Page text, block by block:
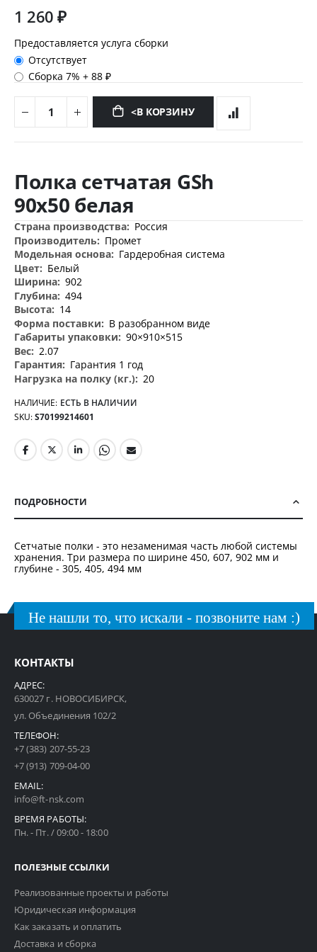
1 260 ₽
Предоставляется услуга сборки
Отсутствует
Сборка 7%+88 ₽
<В КОРЗИНУ
к
началу
изображений
Полка сетчатая GSh
90х50 белая
Дополнительная
информация
Россия
Промет
Гардеробная система
Белый
902
494
14
В разобранном виде
90×910×515
2.07
Гарантия 1 год
20
НАЛИЧИЕ: ЕСТЬ В НАЛИЧИИ
SKU S70199214601
ПОДРОБНОСТИ
Сетчатые полки - это незаменимая часть любой системы
хранения. Три размера по ширине 450, 607, 902 мм и
глубине - 305, 405, 494 мм
Не нашли то, что искали - позвоните нам :)
КОНТАКТЫ
АДРЕС:
630027 г. НОВОСИБИРСК,
ул. Объединения 102/2
ТЕЛЕФОН:
+7 (383) 207-55-23
+7 (913) 709-04-00
EMAIL:
info@ft-nsk.com
ВРЕМЯ РАБОТЫ:
Пн. - Пт. / 09:00 - 18:00
ПОЛЕЗНЫЕ ССЫЛКИ
Реализованные проекты и работы
Юридическая информация
Как заказать и оплатить
Доставка и сборка